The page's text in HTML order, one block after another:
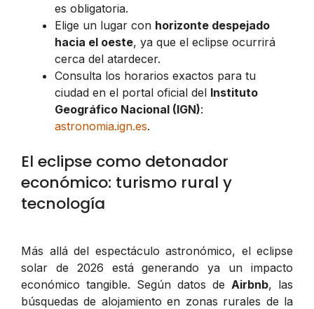
es obligatoria.
Elige un lugar con horizonte despejado
hacia el oeste, ya que el eclipse ocurrirá
cerca del atardecer.
Consulta los horarios exactos para tu
ciudad en el portal oficial del Instituto
Geográfico Nacional (IGN):
astronomia.ign.es.
El eclipse como detonador
económico: turismo rural y
tecnología
Más allá del espectáculo astronómico, el eclipse
solar de 2026 está generando ya un impacto
económico tangible. Según datos de Airbnb, las
búsquedas de alojamiento en zonas rurales de la